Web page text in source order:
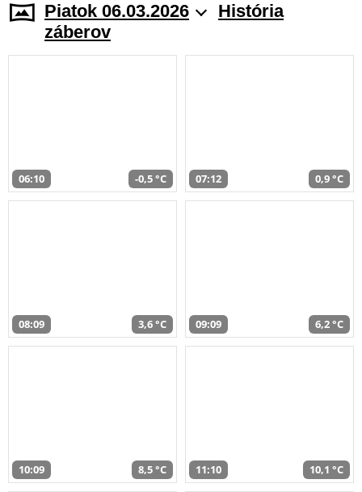
Piatok 06.03.2026
História
záberov
06:10 -0,5 °C 07:12 0,9 °C
08:09 3,6 °C 09:09 6,2 °C
10:09 8,5 °C 11:10 10,1 °C